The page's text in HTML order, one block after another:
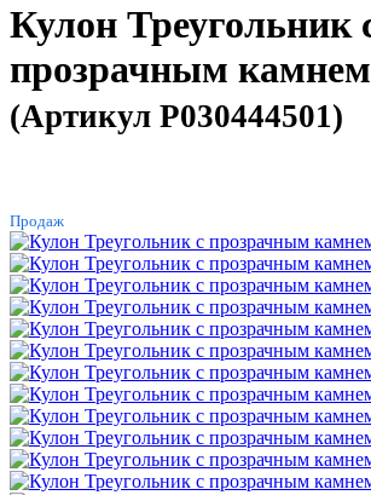
Кулон Треугольник
прозрачным
(Артикул P030444501)
Продаж